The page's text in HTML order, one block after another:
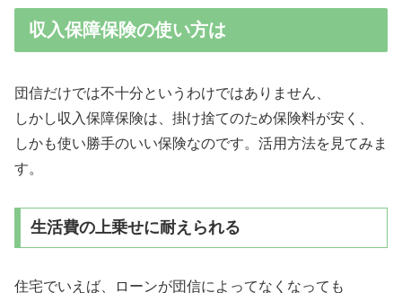
収入保障保険の使い方は
団信だけでは不十分というわけではありません、
しかし収入保障保険は、 掛け捨てのため保険料が安く、
しかも使い勝手のいい保険なのです。活用方法を見てみま
す。
生活費の上乗せに耐えられる
住宅でいえば、ローンが団信によってなくなっても